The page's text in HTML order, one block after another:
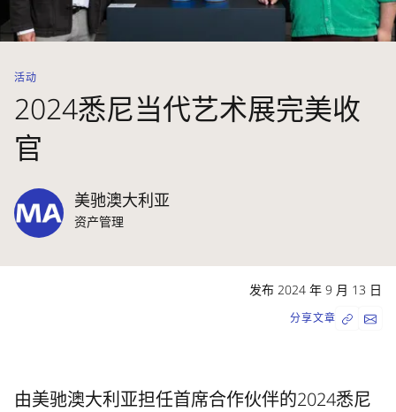
活动
2024悉尼当代艺术展完美收
官
美驰澳大利亚
资产管理
发布 2024 年 9 月 13 日
分享文章
由美驰澳大利亚担任首席合作伙伴的2024悉尼